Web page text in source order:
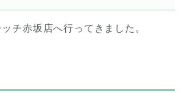
チ赤坂店へ行ってきました。